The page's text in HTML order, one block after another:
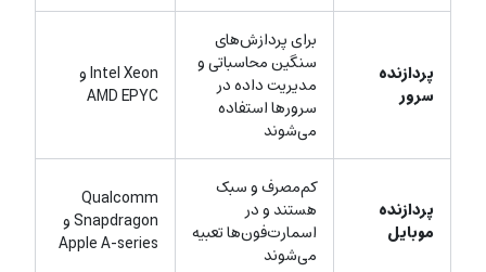
پردازنده
سرور
برای پردازش‌های
سنگین محاسباتی و
مدیریت داده در
سرورها استفاده
می‌شوند
Intel Xeon و
AMD EPYC
پردازنده
موبایل
کم‌مصرف و سبک
هستند و در
اسمارت‌فون‌ها تعبیه
می‌شوند
Qualcomm
Snapdragon و
Apple A-series